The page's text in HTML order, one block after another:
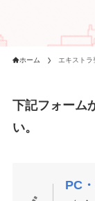
ホーム エキストラ
下記フォーム
い。
PC